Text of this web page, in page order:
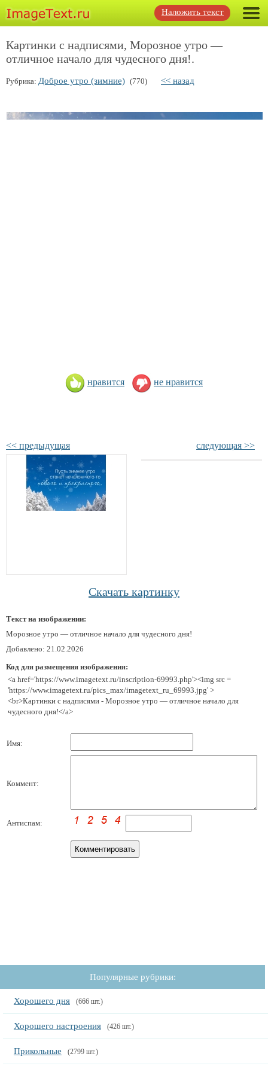
Наложить текст
Картинки с надписями, Морозное утро —
отличное начало для чудесного дня!.
Рубрика: Доброе утро (зимние) (770) << назад
нравится не нравится
<< предыдущая следующая >>
Скачать картинку
Текст на изображении:
Морозное утро — отличное начало для чудесного дня!
Добавлено: 21.02.2026
Код для размещения изображения:
<a href='https://www.imagetext.ru/inscription-69993.php'><img src =
'https://www.imagetext.ru/pics_max/imagetext_ru_69993.jpg' >
<br>Картинки с надписями - Морозное утро — отличное начало для
чудесного дня!</a>
Имя:
Коммент:
Антиспам:
Популярные рубрики:
Хорошего дня (666 шт.)
Хорошего настроения (426 шт.)
Прикольные (2799 шт.)